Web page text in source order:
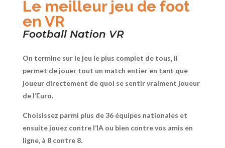
Le meilleur jeu de foot
en VR
Football Nation VR
On termine sur le jeu le plus complet de tous, il
permet de jouer tout un match entier en tant que
joueur directement de quoi se sentir vraiment joueur
de l’Euro.
Choisissez parmi plus de 36 équipes nationales et
ensuite jouez contre l’IA ou bien contre vos amis en
ligne, à 8 contre 8.